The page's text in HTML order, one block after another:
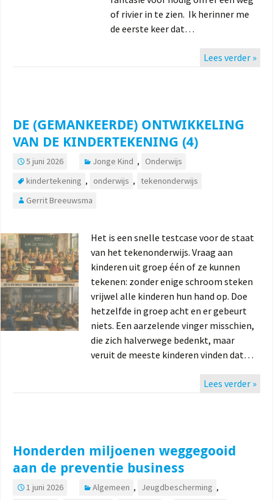
of rivier in te zien. Ik herinner me
de eerste keer dat…
Lees verder »
DE (GEMANKEERDE) ONTWIKKELING
VAN DE KINDERTEKENING (4)
5 juni 2026 Jonge Kind ,
Onderwijs
kindertekening , onderwijs ,
tekenonderwijs
Gerrit Breeuwsma
Het is een snelle testcase voor de staat
van het tekenonderwijs. Vraag aan
kinderen uit groep één of ze kunnen
tekenen: zonder enige schroom steken
vrijwel alle kinderen hun hand op. Doe
hetzelfde in groep acht en er gebeurt
niets. Een aarzelende vinger misschien,
die zich halverwege bedenkt, maar
veruit de meeste kinderen vinden dat…
Lees verder »
Honderden miljoenen weggegooid
aan de preventie business
1 juni 2026 Algemeen , Jeugdbescherming ,